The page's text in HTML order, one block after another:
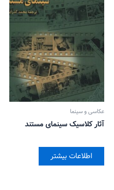
عکاسی و سینما
آثار کلاسیک سینمای مستند
اطلاعات بیشتر